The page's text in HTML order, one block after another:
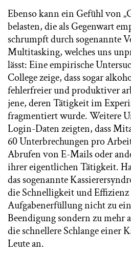
Ebenso kann ein Gefühl von
belasten, die als Gegenwart
schrumpft durch sogenannte
Multitasking, welches uns
lässt: Eine empirische
College zeige, dass sogar
fehlerfreier und produktiver
jene, deren Tätigkeit im
fragmentiert wurde. Weitere
Login-Daten zeigten, dass
60 Unterbrechungen pro
Abrufen von E-Mails oder
ihrer eigentlichen Tätigkeit.
das sogenannte
die Schnelligkeit und Effizienz
Aufgabenerfüllung nicht zu
Beendigung sondern zu mehr
die schnellere Schlange einer
Leute an.